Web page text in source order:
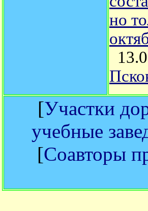
но
[Участки
учебные
[Соавторы